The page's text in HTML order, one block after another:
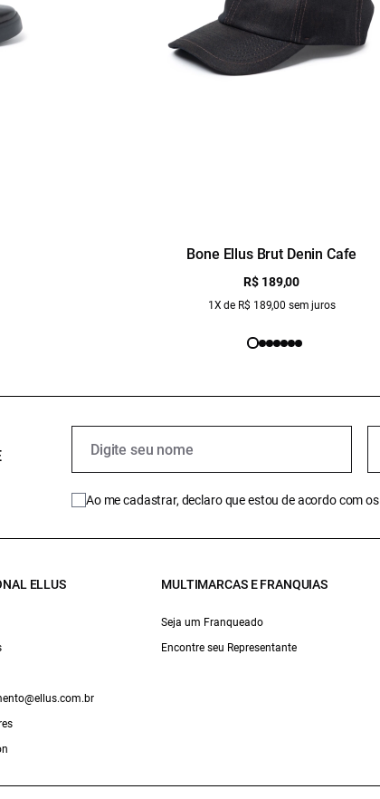
Bone Ellus Brut Denin Cafe
R$ 189,00
1X de R$ 189,00 sem juros
Ao me cadastrar, declaro que estou de acordo com os
ELLUS MULTIMARCAS E FRANQUIAS
Seja um Franqueado
Encontre seu Representante